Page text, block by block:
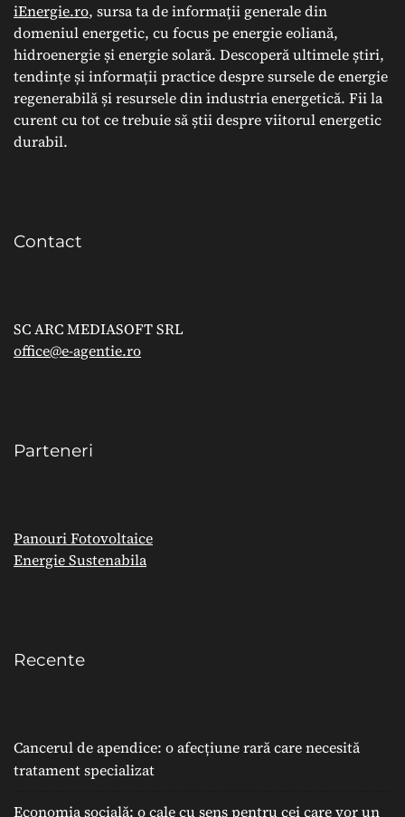
iEnergie.ro, sursa ta de informații generale din
domeniul energetic, cu focus pe energie eoliană,
hidroenergie și energie solară. Descoperă ultimele știri,
tendințe și informații practice despre sursele de energie
regenerabilă și resursele din industria energetică. Fii la
curent cu tot ce trebuie să știi despre viitorul energetic
durabil.
Contact
SC ARC MEDIASOFT SRL
office@e-agentie.ro
Parteneri
Panouri Fotovoltaice
Energie Sustenabila
Recente
Cancerul de apendice: o afecțiune rară care necesită
tratament specializat
Economia socială: o cale cu sens pentru cei care vor un